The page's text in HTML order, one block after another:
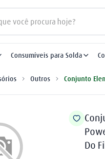
você procura hoje?
Consumíveis para Solda
Outros Conjunto
Do
mais buscados
gás
º oxigênio
maçarico
º nitrogênio